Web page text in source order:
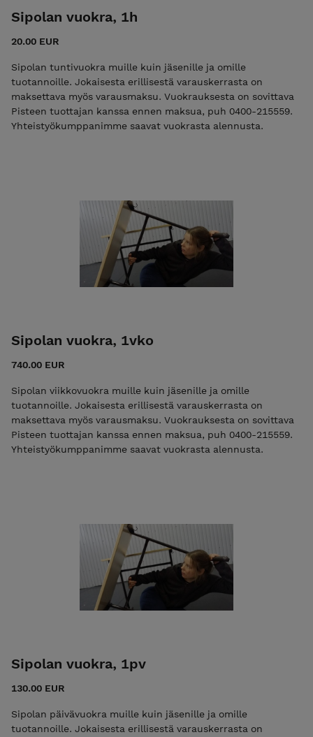
Sipolan vuokra, 1h
20.00 EUR
Sipolan tuntivuokra muille kuin jäsenille ja omille
tuotannoille. Jokaisesta erillisestä varauskerrasta on
maksettava myös varausmaksu. Vuokrauksesta on sovittava
Pisteen tuottajan kanssa ennen maksua, puh 0400-215559.
Yhteistyökumppanimme saavat vuokrasta alennusta.
Sipolan vuokra, 1vko
740.00 EUR
Sipolan viikkovuokra muille kuin jäsenille ja omille
tuotannoille. Jokaisesta erillisestä varauskerrasta on
maksettava myös varausmaksu. Vuokrauksesta on sovittava
Pisteen tuottajan kanssa ennen maksua, puh 0400-215559.
Yhteistyökumppanimme saavat vuokrasta alennusta.
Sipolan vuokra, 1pv
130.00 EUR
Sipolan päivävuokra muille kuin jäsenille ja omille
tuotannoille. Jokaisesta erillisestä varauskerrasta on